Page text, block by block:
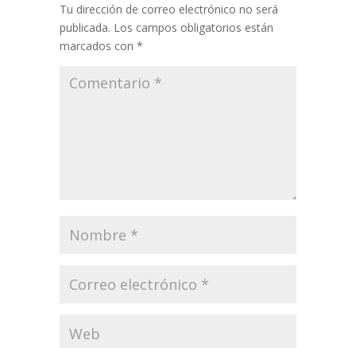
Tu dirección de correo electrónico no será
publicada. Los campos obligatorios están
marcados con *